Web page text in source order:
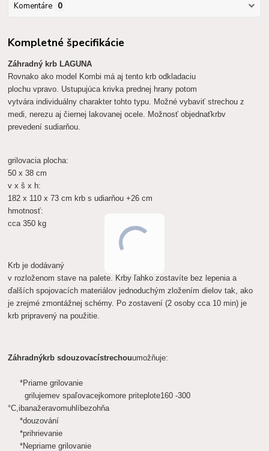
Komentáre 0
Kompletné špecifikácie
Záhradný krb LAGUNA
Rovnako ako model Kombi má aj tento krb odkladaciu
plochu vpravo. Ustupujúca krivka prednej hrany potom
vytvára individuálny charakter tohto typu. Možné vybaviťstrechou z
medi
nerezu aj čiernej lakovanej ocele. Možnosť objednaťkrbv
prevedení sudiarňou
grilovacia plocha:
50 x 38 cm
v x š x h:
182 x 110 x 73 cm krb s udiarňou +26 cm
hmotnosť:
cca 350 kg
Krb je dodávaný
v rozloženom stave na palete. Krby ľahko zostavíte bez lepenia a
ďalších spojovacích materiálov jednoduchým zložením dielov tak ,ako
je zrejmé zmontážnej schémy. Po zostavení (2 osoby cca 10 min) je
krb pripravený na použitie.
Záhradnýkrb sdouzovacístrechouumožňuje:
*Priame grilovanie
grilujemev spaľovacej komore priteplote160 -300
°C,ibanažeravomuhlíbezohňa
*douzování
*prihrievanie
*Nepriame grilovanie